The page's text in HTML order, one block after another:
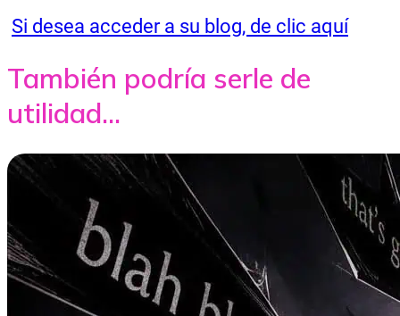
Si desea acceder a su blog, de clic aquí
También podría serle de
utilidad...